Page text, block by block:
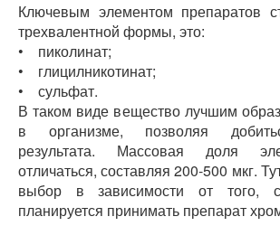
Ключевым элементом препаратов
трехвалентной формы, это:
• пиколинат;
• глицилникотинат;
• сульфат.
В таком виде вещество лучшим
в организме, позволяя
результата. Массовая доля
отличаться, составляя 200-500 мкг.
выбор в зависимости от того,
планируется принимать препарат